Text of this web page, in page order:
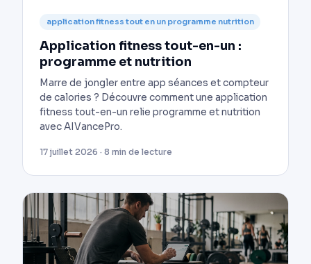
application fitness tout en un programme nutrition
Application fitness tout-en-un :
programme et nutrition
Marre de jongler entre app séances et compteur
de calories ? Découvre comment une application
fitness tout-en-un relie programme et nutrition
avec AIVancePro.
17 juillet 2026 · 8 min de lecture